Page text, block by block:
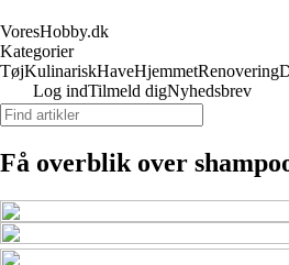
VoresHobby.dk
Kategorier
TøjKulinariskHaveHjemmetRenovering
Log indTilmeld digNyhedsbrev
Få overblik over